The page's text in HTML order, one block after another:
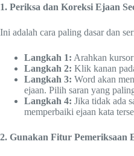
1. Periksa dan Koreksi Ejaan
Ini adalah cara paling dasar dan
Langkah 1: Arahkan
Langkah 2: Klik kanan
Langkah 3: Word akan
ejaan. Pilih saran yang
Langkah 4: Jika tidak ada
memperbaiki ejaan kata
2. Gunakan Fitur Pemeriksaan